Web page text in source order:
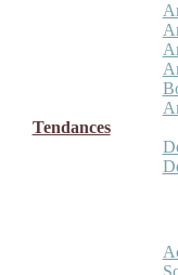
Tendances